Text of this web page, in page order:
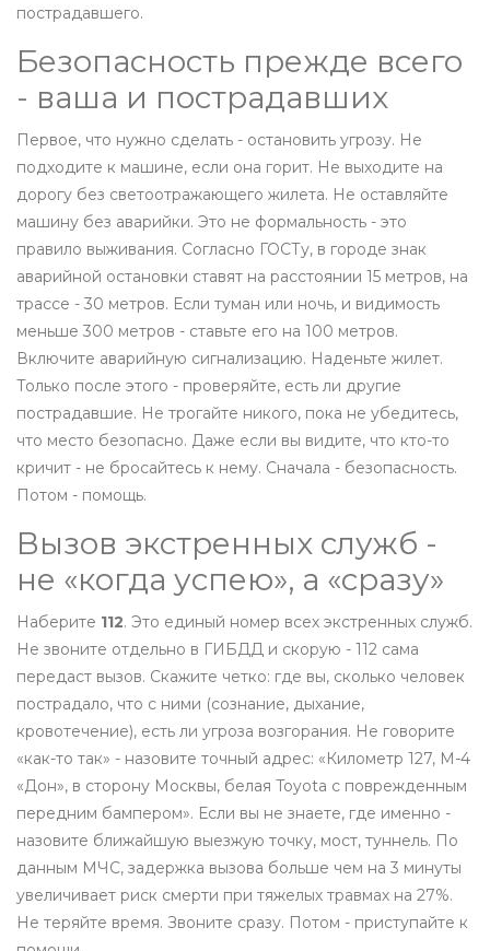
пострадавшего.
Безопасность прежде всего
- ваша и пострадавших
Первое, что нужно сделать - остановить угрозу. Не
подходите к машине, если она горит. Не выходите на
дорогу без светоотражающего жилета. Не оставляйте
машину без аварийки. Это не формальность - это
правило выживания. Согласно ГОСТу, в городе знак
аварийной остановки ставят на расстоянии 15 метров, на
трассе - 30 метров. Если туман или ночь, и видимость
меньше 300 метров - ставьте его на 100 метров.
Включите аварийную сигнализацию. Наденьте жилет.
Только после этого - проверяйте, есть ли другие
пострадавшие. Не трогайте никого, пока не убедитесь,
что место безопасно. Даже если вы видите, что кто-то
кричит - не бросайтесь к нему. Сначала - безопасность.
Потом - помощь.
Вызов экстренных служб -
не «когда успею», а «сразу»
Наберите 112. Это единый номер всех экстренных служб.
Не звоните отдельно в ГИБДД и скорую - 112 сама
передаст вызов. Скажите четко: где вы, сколько человек
пострадало, что с ними (сознание, дыхание,
кровотечение), есть ли угроза возгорания. Не говорите
«как-то так» - назовите точный адрес: «Километр 127, М-4
«Дон», в сторону Москвы, белая Toyota с поврежденным
передним бампером». Если вы не знаете, где именно -
назовите ближайшую выезжую точку, мост, туннель. По
данным МЧС, задержка вызова больше чем на 3 минуты
увеличивает риск смерти при тяжелых травмах на 27%.
Не теряйте время. Звоните сразу. Потом - приступайте к